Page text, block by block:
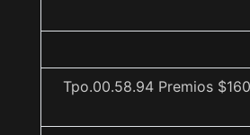
Tpo.00.58.94 Premios